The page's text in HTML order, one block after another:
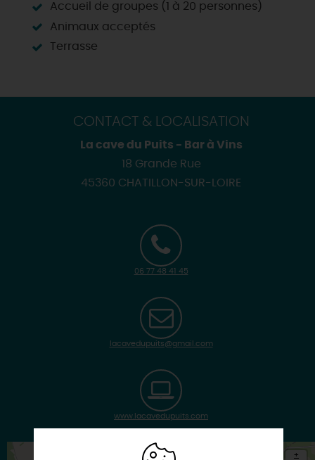
Accueil de groupes (1 à 20 personnes)
Animaux acceptés
Terrasse
CONTACT & LOCALISATION
La cave du Puits - Bar à Vins
18 Grande Rue
45360 CHATILLON-SUR-LOIRE
06 77 48 41 45
lacavedupuits@gmail.com
www.lacavedupuits.com
+